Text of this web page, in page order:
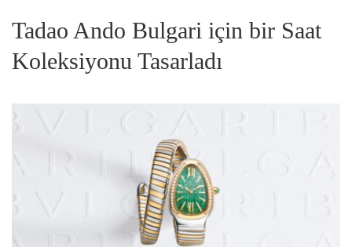
Tadao Ando Bulgari için bir Saat
Koleksiyonu Tasarladı